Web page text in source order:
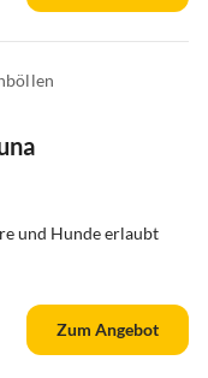
und Hunde erlaubt
Zum Angebot